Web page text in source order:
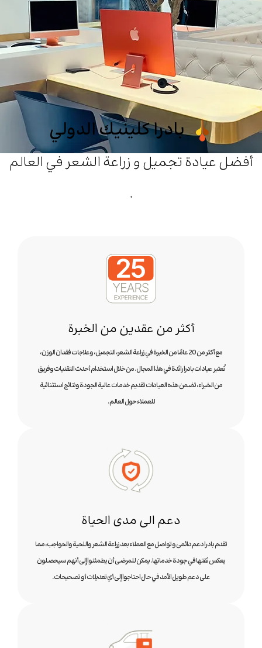
بادرا كلينيك الدولي
أفضل عيادة تجميل و زراعة الشعر في العالم
.
أكثر من عقدين من الخبرة
مع أكثر من 20 عامًا من الخبرة في زراعة الشعر، التجميل، وعلاجات فقدان الوزن،
تُعتبر عيادات بادرا رائدة في هذا المجال. من خلال استخدام أحدث التقنيات وفريق
من الخبراء، تضمن هذه العيادات تقديم خدمات عالية الجودة ونتائج استثنائية
للعملاء حول العالم.
دعم الى مدى الحياة
تقدم بادرا دعم دائمی و تواصل مع العملاء بعد زراعة الشعر واللحية والحواجب، مما
يعكس ثقتها في جودة خدماتها. يمكن للمرضى أن يطمئنوا إلى أنهم سيحصلون
على دعم طويل الأمد في حال احتاجوا إلى أي تعديلات أو تصحيحات.